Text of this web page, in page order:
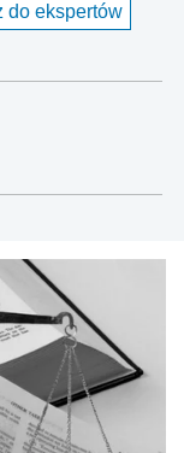
do ekspertów